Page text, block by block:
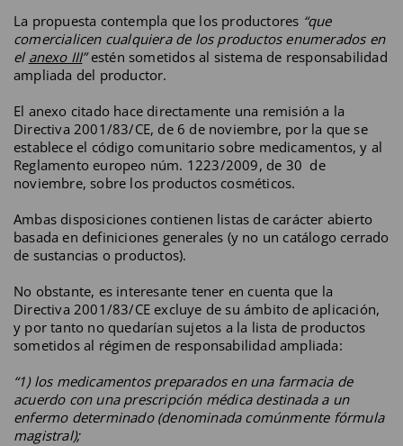
La propuesta contempla que los productores “que
comercialicen cualquiera de los productos enumerados en
el anexo III”estén sometidos al sistema de responsabilidad
ampliada del productor.
El anexo citado hace directamente una remisión a la
Directiva 2001/83/CE, de 6 de noviembre, por la que se
establece el código comunitario sobre medicamentos, y al
Reglamento europeo núm. 1223/2009, de 30 de
noviembre, sobre los productos cosméticos.
Ambas disposiciones contienen listas de carácter abierto
basada en definiciones generales (y no un catálogo cerrado
de sustancias o productos).
No obstante, es interesante tener en cuenta que la
Directiva 2001/83/CE excluye de su ámbito de aplicación,
y por tanto no quedarían sujetos a la lista de productos
sometidos al régimen de responsabilidad ampliada:
“1) los medicamentos preparados en una farmacia de
acuerdo con una prescripción médica destinada a un
enfermo determinado (denominada comúnmente fórmula
magistral);